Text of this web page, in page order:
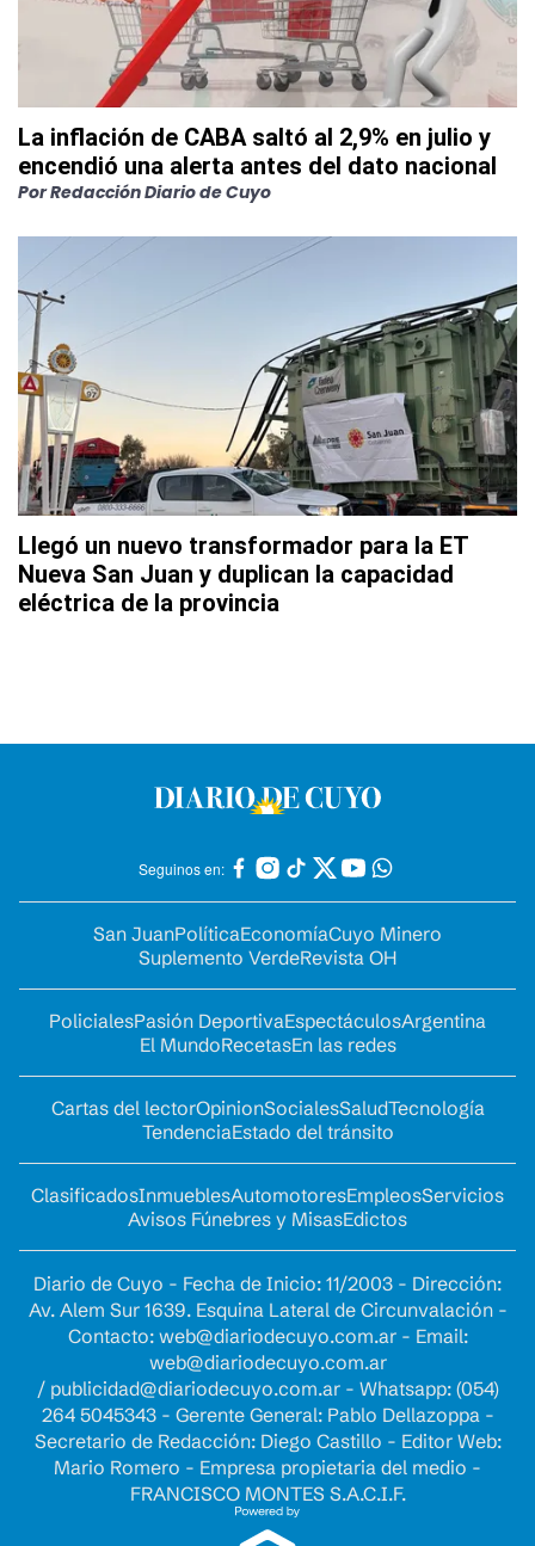
La inflación de CABA saltó al 2,9% en julio y
encendió una alerta antes del dato nacional
PorRedacción Diario de Cuyo
Llegó un nuevo transformador para la ET
Nueva San Juan y duplican la capacidad
eléctrica de la provincia
Seguinos en:
San JuanPolíticaEconomíaCuyo Minero
Suplemento VerdeRevista OH
PolicialesPasión DeportivaEspectáculosArgentina
El MundoRecetasEn las redes
Cartas del lectorOpinionSocialesSaludTecnología
TendenciaEstado del tránsito
ClasificadosInmueblesAutomotoresEmpleosServicios
Avisos Fúnebres y MisasEdictos
Diario de Cuyo - Fecha de Inicio: 11/2003 - Dirección:
Av. Alem Sur 1639. Esquina Lateral de Circunvalación -
Contacto: web@diariodecuyo.com.ar- Email:
web@diariodecuyo.com.ar
/ publicidad@diariodecuyo.com.ar- Whatsapp: (054)
264 5045343 - Gerente General: Pablo Dellazoppa -
Secretario de Redacción: Diego Castillo - Editor Web:
Mario Romero - Empresa propietaria del medio -
FRANCISCO MONTES S.A.C.I.F.